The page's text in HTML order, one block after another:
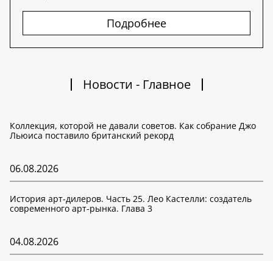
Подробнее
Новости - Главное
Коллекция, которой не давали советов. Как собрание Джо
Льюиса поставило британский рекорд
06.08.2026
История арт-дилеров. Часть 25. Лео Кастелли: создатель
современного арт-рынка. Глава 3
04.08.2026